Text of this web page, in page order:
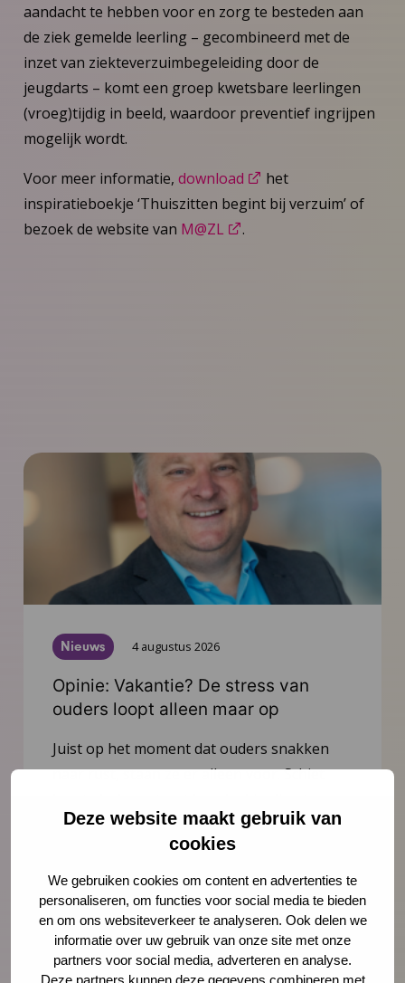
Deze website maakt gebruik van
cookies
We gebruiken cookies om content en advertenties te
personaliseren, om functies voor social media te bieden
en om ons websiteverkeer te analyseren. Ook delen we
informatie over uw gebruik van onze site met onze
partners voor social media, adverteren en analyse.
Deze partners kunnen deze gegevens combineren met
aandacht te hebben voor en zorg te besteden aan
de ziek gemelde leerling – gecombineerd met de
inzet van ziekteverzuimbegeleiding door de
jeugdarts – komt een groep kwetsbare leerlingen
(vroeg)tijdig in beeld, waardoor preventief ingrijpen
mogelijk wordt.
Voor meer informatie, download
het
inspiratieboekje ‘Thuiszitten begint bij verzuim’ of
bezoek de website van M@ZL .
Nieuws 4 augustus 2026
Opinie: Vakantie? De stress van
ouders loopt alleen maar op
Juist op het moment dat ouders snakken
naar rust, staan ze er alleen voor. Schiet
bestuurder van het Nederlands Centrum
Jeugdgezondheid.
Lees meer